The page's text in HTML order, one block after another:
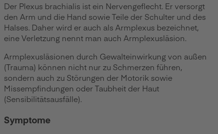
Der Plexus brachialis ist ein Nervengeflecht. Er versorgt
den Arm und die Hand sowie Teile der Schulter und des
Halses. Daher wird er auch als Armplexus bezeichnet,
eine Verletzung nennt man auch Armplexusläsion.
Armplexusläsionen durch Gewalteinwirkung von außen
(Trauma) können nicht nur zu Schmerzen führen,
sondern auch zu Störungen der Motorik sowie
Missempfindungen oder Taubheit der Haut
(Sensibilitätsausfälle).
Symptome